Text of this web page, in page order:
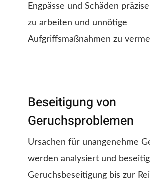
Engpässe und Schäden
zu arbeiten und unnötige
Aufgriffsmaßnahmen zu
Beseitigung von
Geruchsproblemen
Ursachen für unangenehme
werden analysiert und
Geruchsbeseitigung bis zur